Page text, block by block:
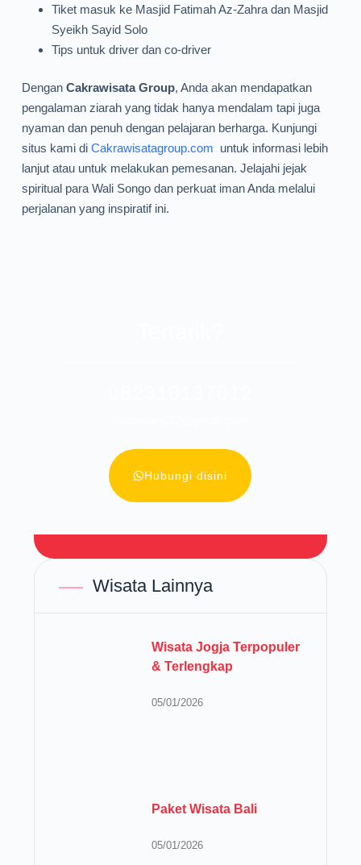
Tiket masuk ke Masjid Fatimah Az-Zahra dan Masjid
Syeikh Sayid Solo
Tips untuk driver dan co-driver
Dengan Cakrawisata Group, Anda akan mendapatkan
pengalaman ziarah yang tidak hanya mendalam tapi juga
nyaman dan penuh dengan pelajaran berharga. Kunjungi
situs kami di Cakrawisatagroup.com untuk informasi lebih
lanjut atau untuk melakukan pemesanan. Jelajahi jejak
spiritual para Wali Songo dan perkuat iman Anda melalui
perjalanan yang inspiratif ini.
Hubungi disini
Wisata Lainnya
Wisata Jogja Terpopuler
& Terlengkap
05/01/2026
Paket Wisata Bali
05/01/2026